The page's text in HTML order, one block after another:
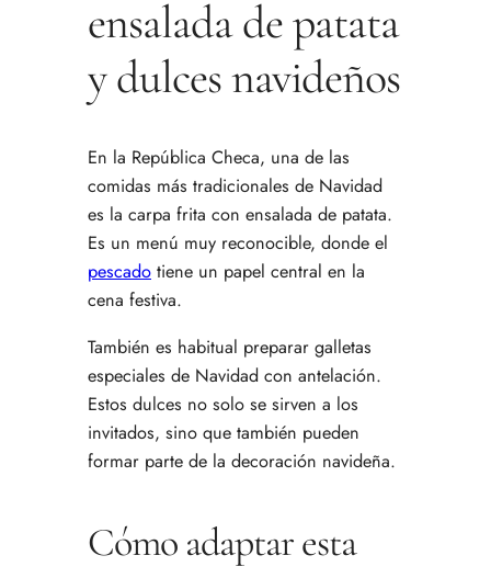
ensalada de patata
y dulces navideños
En la República Checa, una de las
comidas más tradicionales de Navidad
es la carpa frita con ensalada de patata.
Es un menú muy reconocible, donde el
pescado tiene un papel central en la
cena festiva.
También es habitual preparar galletas
especiales de Navidad con antelación.
Estos dulces no solo se sirven a los
invitados, sino que también pueden
formar parte de la decoración navideña.
Cómo adaptar esta